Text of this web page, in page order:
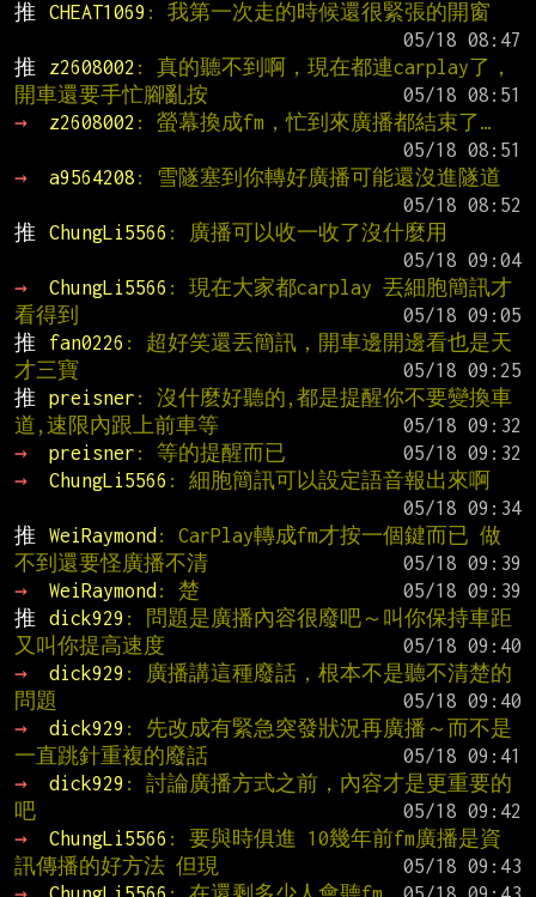
推
CHEAT1069 : 我第一次走的時候還很緊張的開窗
推
z2608002 : 真的聽不到啊，現在都連carplay了，
開車還要手忙腳亂按
→
z2608002 : 螢幕換成fm，忙到來廣播都結束了…
→
a9564208 : 雪隧塞到你轉好廣播可能還沒進隧道
推
ChungLi5566 : 廣播可以收一收了沒什麼用
→
ChungLi5566 : 現在大家都carplay 丟細胞簡訊才
看得到
推
fan0226 : 超好笑還丟簡訊，開車邊開邊看也是天
才三寶
推
preisner : 沒什麼好聽的,都是提醒你不要變換車
道,速限內跟上前車等
→
preisner : 等的提醒而已
→
ChungLi5566 : 細胞簡訊可以設定語音報出來啊
推
WeiRaymond : CarPlay轉成fm才按一個鍵而已 做
不到還要怪廣播不清
→
WeiRaymond : 楚
推
dick929 : 問題是廣播內容很廢吧～叫你保持車距
又叫你提高速度
→
dick929 : 廣播講這種廢話，根本不是聽不清楚的
問題
→
dick929 : 先改成有緊急突發狀況再廣播～而不是
一直跳針重複的廢話
→
dick929 : 討論廣播方式之前，內容才是更重要的
吧
→
ChungLi5566 : 要與時俱進 10幾年前fm廣播是資
訊傳播的好方法 但現